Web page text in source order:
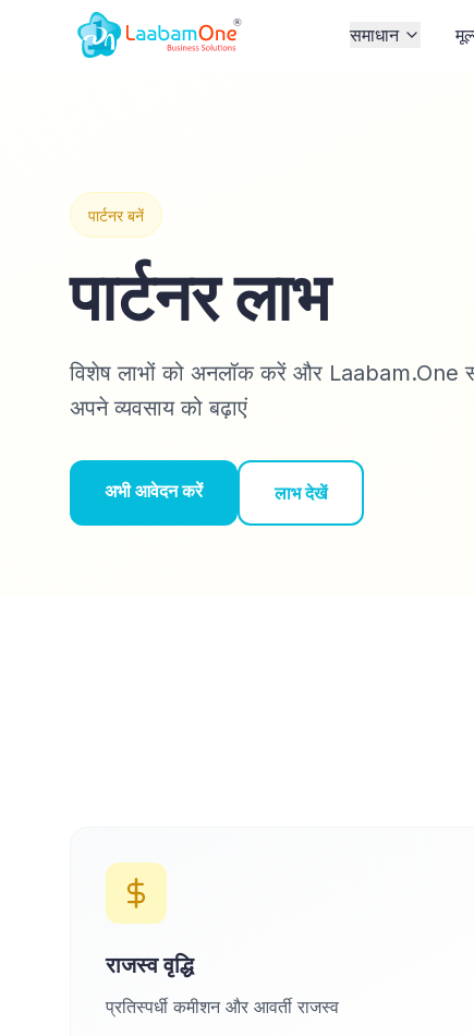
समाधान
पार्टनर बनें
पार्टनर लाभ
विशेष लाभों को अनलॉक करें और Laabam.One
अपने व्यवसाय को बढ़ाएं
अभी आवेदन करें लाभ देखें
राजस्व वृद्धि
प्रतिस्पर्धी कमीशन और आवर्ती राजस्व